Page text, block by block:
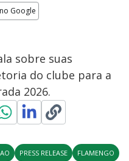
Google
sobre suas
do clube para a
2026.
PRESS RELEASE FLAMENGO